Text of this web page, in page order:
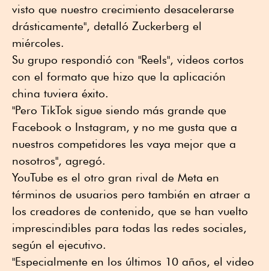
visto que nuestro crecimiento desacelerarse
drásticamente", detalló Zuckerberg el
miércoles.
Su grupo respondió con "Reels", videos cortos
con el formato que hizo que la aplicación
china tuviera éxito.
"Pero TikTok sigue siendo más grande que
Facebook o Instagram, y no me gusta que a
nuestros competidores les vaya mejor que a
nosotros", agregó.
YouTube es el otro gran rival de Meta en
términos de usuarios pero también en atraer a
los creadores de contenido, que se han vuelto
imprescindibles para todas las redes sociales,
según el ejecutivo.
"Especialmente en los últimos 10 años, el video